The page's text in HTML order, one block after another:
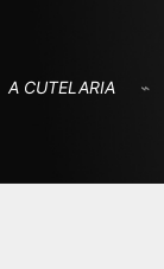
A CUTELARIA